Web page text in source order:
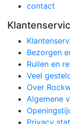
contact
Bezorgen
Ruilen en
Veel
Over
Algemene
Privacy